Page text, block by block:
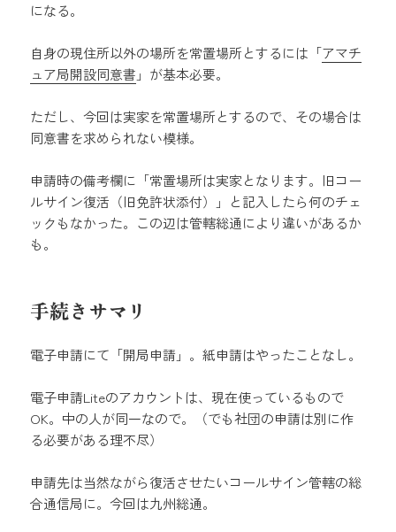
になる。
自身の現住所以外の場所を常置場所とするには「アマチ
ュア局開設同意書 」が基本必要。
ただし、今回は実家を常置場所とするので、その場合は
同意書を求められない模様。
申請時の備考欄に「常置場所は実家となります。旧コー
ルサイン復活（旧免許状添付）」と記入したら何のチェ
ックもなかった。この辺は管轄総通により違いがあるか
も。
手続きサマリ
電子申請にて「開局申請」。紙申請はやったことなし。
電子申請Liteのアカウントは、現在使っているもので
OK。中の人が同一なので。（でも社団の申請は別に作
る必要がある理不尽）
申請先は当然ながら復活させたいコールサイン管轄の総
合通信局に。今回は九州総通。